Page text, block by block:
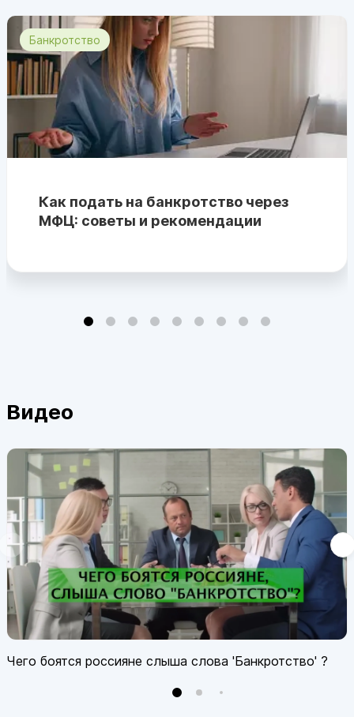
Банкротство
Как подать на банкротство через
МФЦ: советы и рекомендации
Видео
Чего боятся россияне слыша слова 'Банкротство' ?